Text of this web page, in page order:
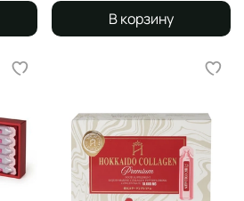
В корзину